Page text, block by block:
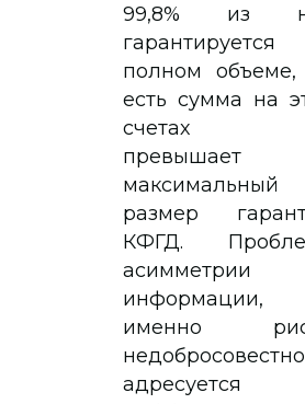
99,8% из
полном объеме,
есть сумма на
счетах
превышает
максимальный
размер
КФГД.
асимметрии
именно
адресуется